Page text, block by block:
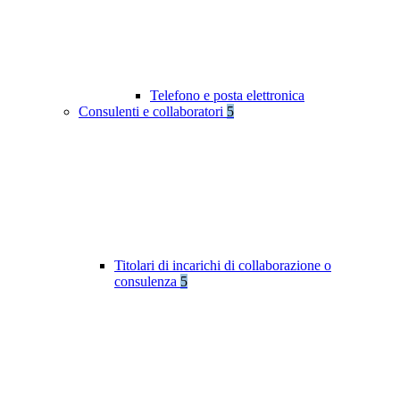
Telefono e posta elettronica
Consulenti e collaboratori 5
Titolari di incarichi di collaborazione o
consulenza 5